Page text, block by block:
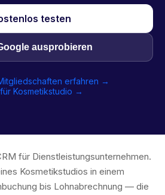
testen
ausprobieren
erfahren →
Kosmetikstudio →
für Dienstleistungsunternehmen.
Kosmetikstudios in einem
bis Lohnabrechnung — die